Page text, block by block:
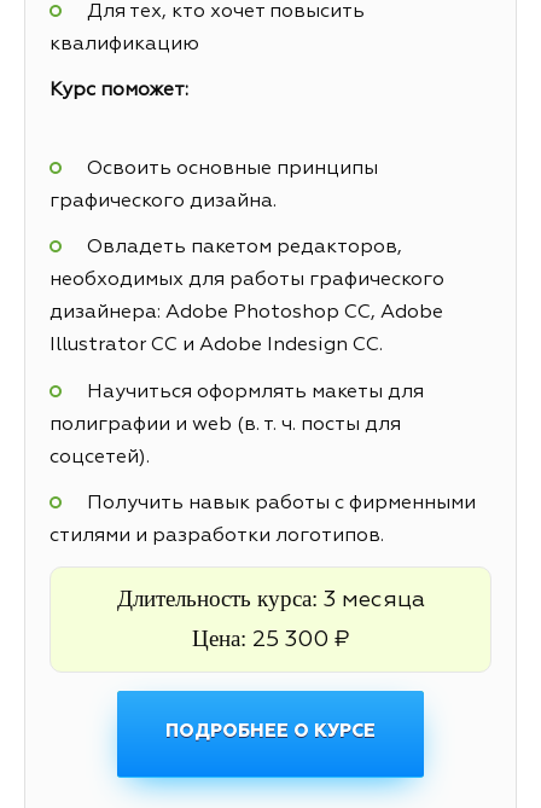
Для тех, кто хочет повысить
квалификацию
Курс поможет:
Освоить основные принципы
графического дизайна.
Овладеть пакетом редакторов,
необходимых для работы графического
дизайнера: Adobe Photoshop CC, Adobe
Illustrator CC и Adobe Indesign CC.
Научиться оформлять макеты для
полиграфии и web (в. т. ч. посты для
соцсетей).
Получить навык работы с фирменными
стилями и разработки логотипов.
Длительность курса: 3 месяца
Цена: 25 300 ₽
ПОДРОБНЕЕ О КУРСЕ